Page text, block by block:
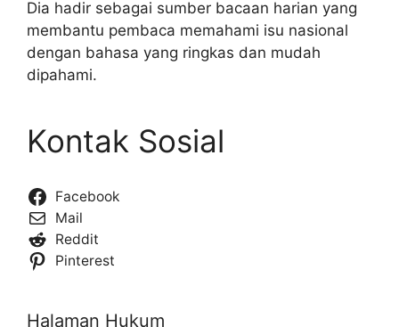
Dia hadir sebagai sumber bacaan harian yang
membantu pembaca memahami isu nasional
dengan bahasa yang ringkas dan mudah
dipahami.
Kontak Sosial
Facebook
Mail
Reddit
Pinterest
Halaman Hukum